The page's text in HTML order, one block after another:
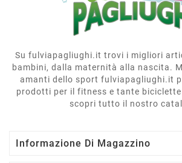
Su fulviapagliughi.it trovi i migliori
bambini, dalla maternità alla nascita.
amanti dello sport fulviapagliughi.it
prodotti per il fitness e tante
scopri tutto il nostro
Informazione Di Magazzino